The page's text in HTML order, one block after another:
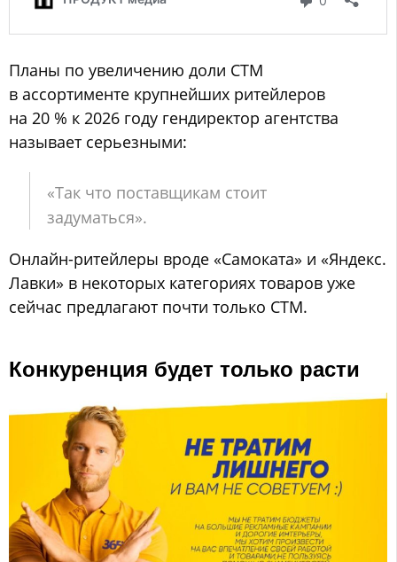
Планы по увеличению доли СТМ
в ассортименте крупнейших ритейлеров
на 20 % к 2026 году гендиректор агентства
называет серьезными:
«Так что поставщикам стоит
задуматься».
Онлайн-ритейлеры вроде «Самоката» и «Яндекс.
Лавки» в некоторых категориях товаров уже
сейчас предлагают почти только СТМ.
Конкуренция будет только расти